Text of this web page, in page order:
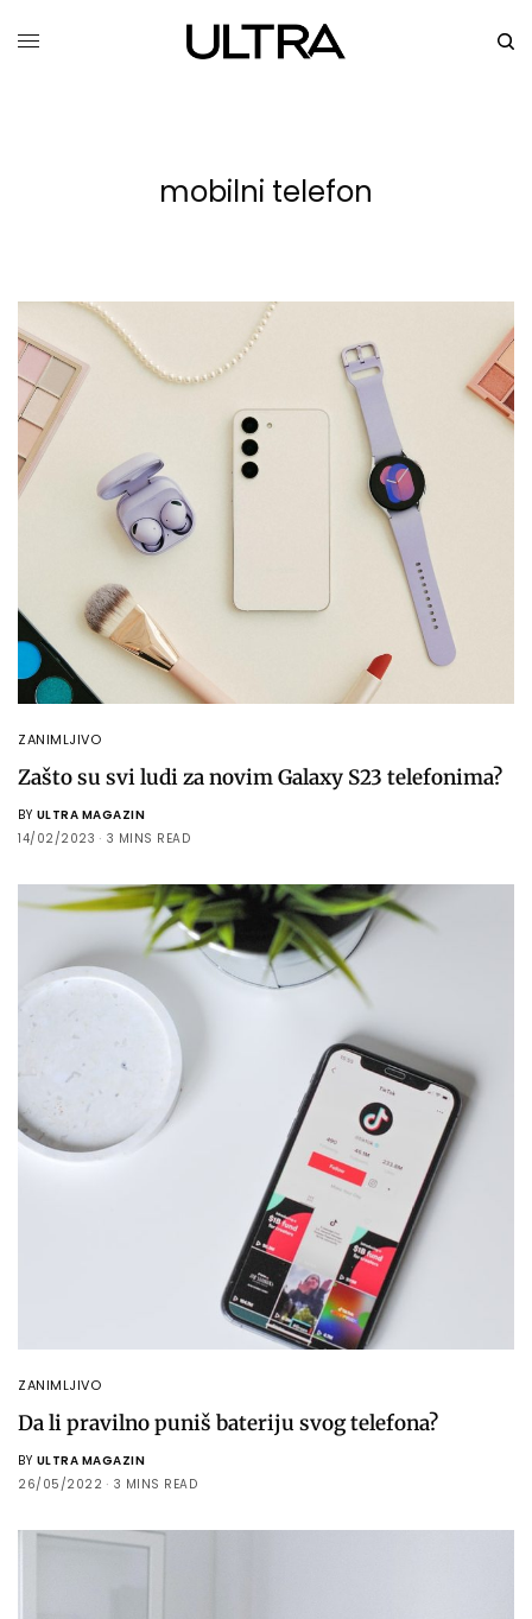
mobilni telefon
ZANIMLJIVO
Zašto su svi ludi za novim Galaxy S23 telefonima?
BY ULTRA MAGAZIN
14/02/2023
3 MINS READ
ZANIMLJIVO
Da li pravilno puniš bateriju svog telefona?
BY ULTRA MAGAZIN
26/05/2022
3 MINS READ